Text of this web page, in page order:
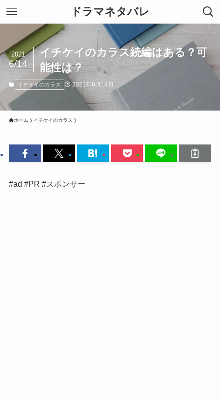
ドラマネタバレ
イチケイのカラス続編はある？可
能性は？
2021
6/14
イチケイのカラス 2021年6月14日
ホーム イチケイのカラス
#ad #PR #スポンサー